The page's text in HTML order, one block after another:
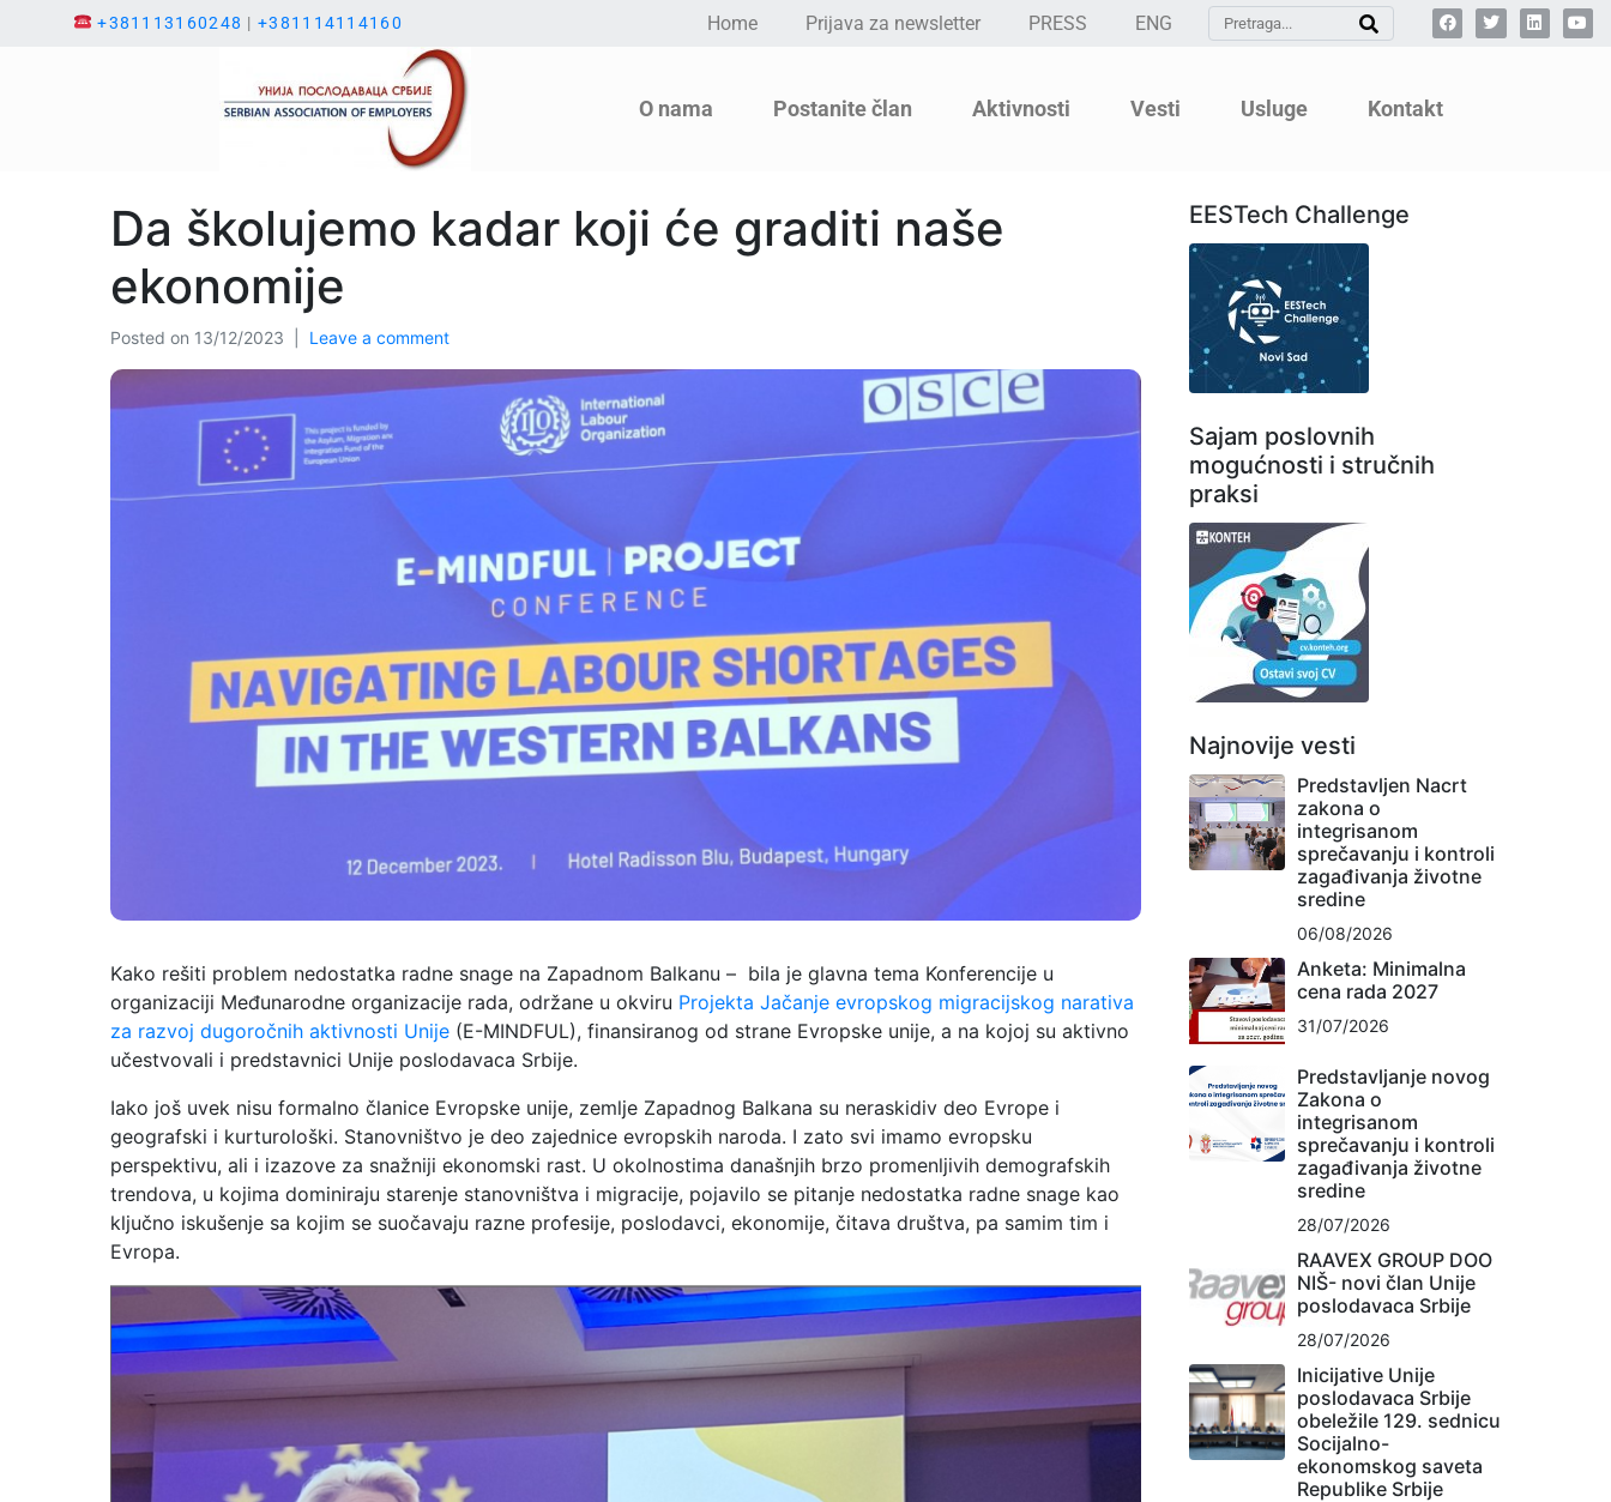
+381113160248 |+381114114160 Home Prijava za newsletter PRESS ENG
O nama Postanite član Aktivnosti Vesti Usluge Kontakt
Da školujemo kadar koji će graditi naše
ekonomije
Posted on 13/12/2023 Leave a comment
Kako rešiti problem nedostatka radne snage na Zapadnom Balkanu – bila je glavna tema Konferencije u
organizaciji Međunarodne organizacije rada, održane u okviru Projekta Jačanje evropskog migracijskog narativa
za razvoj dugoročnih aktivnosti Unije (E-MINDFUL), finansiranog od strane Evropske unije, a na kojoj su aktivno
učestvovali i predstavnici Unije poslodavaca Srbije.
Iako još uvek nisu formalno članice Evropske unije, zemlje Zapadnog Balkana su neraskidiv deo Evrope i
geografski i kurturološki. Stanovništvo je deo zajednice evropskih naroda. I zato svi imamo evropsku
perspektivu, ali i izazove za snažniji ekonomski rast. U okolnostima današnjih brzo promenljivih demografskih
trendova, u kojima dominiraju starenje stanovništva i migracije, pojavilo se pitanje nedostatka radne snage kao
ključno iskušenje sa kojim se suočavaju razne profesije, poslodavci, ekonomije, čitava društva, pa samim tim i
Evropa.
EESTech Challenge
Sajam poslovnih
mogućnosti i stručnih
praksi
Najnovije vesti
Predstavljen Nacrt
zakona o
integrisanom
sprečavanju i kontroli
zagađivanja životne
sredine
06/08/2026
Anketa: Minimalna
cena rada 2027
31/07/2026
Predstavljanje novog
Zakona o
integrisanom
sprečavanju i kontroli
zagađivanja životne
sredine
28/07/2026
RAAVEX GROUP DOO
NIŠ- novi član Unije
poslodavaca Srbije
28/07/2026
Inicijative Unije
poslodavaca Srbije
obeležile 129. sednicu
Socijalno-
ekonomskog saveta
Republike Srbije